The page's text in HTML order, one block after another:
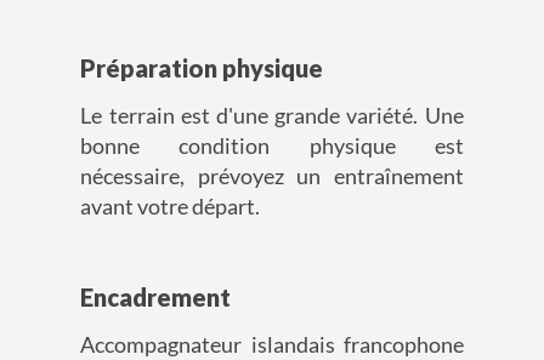
Préparation physique
Le terrain est d'une grande variété. Une
bonne condition physique est
nécessaire, prévoyez un entraînement
avant votre départ.
Encadrement
Accompagnateur islandais francophone